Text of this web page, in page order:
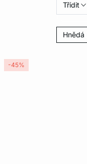
Třídit
Hnědá
-45%